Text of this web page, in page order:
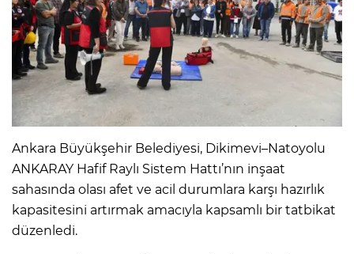
Ankara Büyükşehir Belediyesi, Dikimevi–Natoyolu
ANKARAY Hafif Raylı Sistem Hattı’nın inşaat
sahasında olası afet ve acil durumlara karşı hazırlık
kapasitesini artırmak amacıyla kapsamlı bir tatbikat
düzenledi.